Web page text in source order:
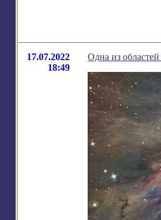
17.07.2022
18:49
Одна из